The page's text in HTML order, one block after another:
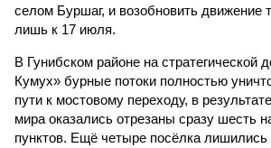
селом Буршаг, и возобновить движение
лишь к 17 июля.
В Гунибском районе на стратегической
Кумух» бурные потоки полностью
пути к мостовому переходу, в
мира оказались отрезаны сразу шесть
пунктов. Ещё четыре посёлка лишились